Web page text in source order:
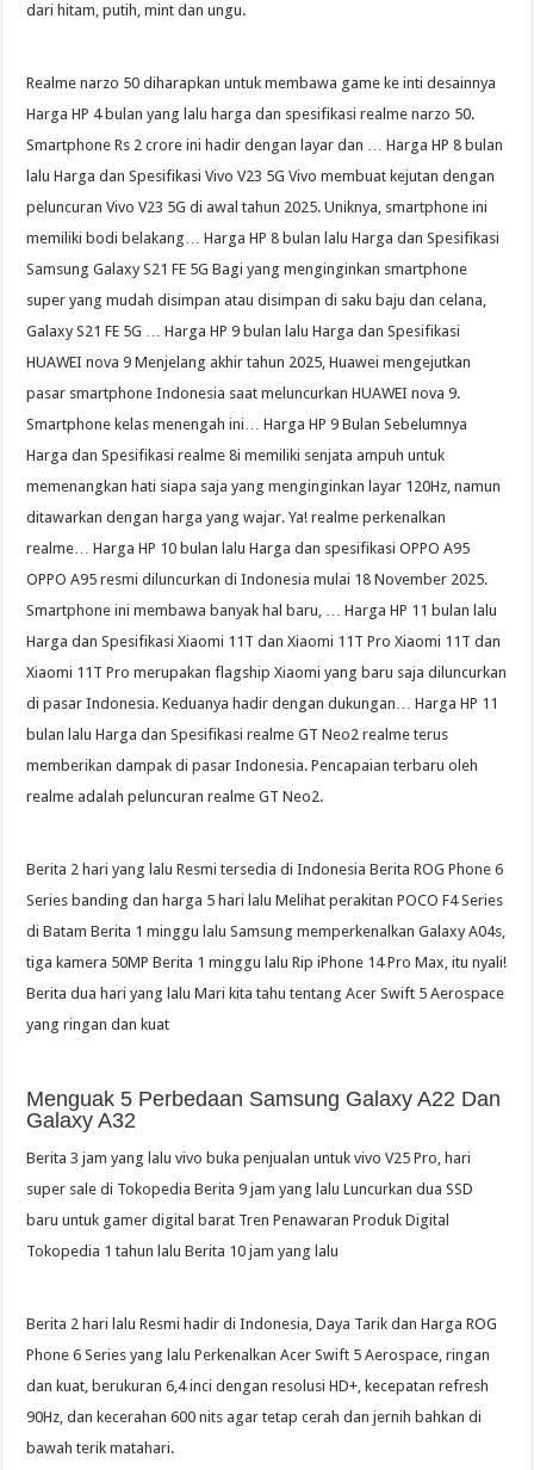
dari hitam, putih, mint dan ungu.
Realme narzo 50 diharapkan untuk membawa game ke inti desainnya
Harga HP 4 bulan yang lalu harga dan spesifikasi realme narzo 50.
Smartphone Rs 2 crore ini hadir dengan layar dan … Harga HP 8 bulan
lalu Harga dan Spesifikasi Vivo V23 5G Vivo membuat kejutan dengan
peluncuran Vivo V23 5G di awal tahun 2025. Uniknya, smartphone ini
memiliki bodi belakang… Harga HP 8 bulan lalu Harga dan Spesifikasi
Samsung Galaxy S21 FE 5G Bagi yang menginginkan smartphone
super yang mudah disimpan atau disimpan di saku baju dan celana,
Galaxy S21 FE 5G … Harga HP 9 bulan lalu Harga dan Spesifikasi
HUAWEI nova 9 Menjelang akhir tahun 2025, Huawei mengejutkan
pasar smartphone Indonesia saat meluncurkan HUAWEI nova 9.
Smartphone kelas menengah ini… Harga HP 9 Bulan Sebelumnya
Harga dan Spesifikasi realme 8i memiliki senjata ampuh untuk
memenangkan hati siapa saja yang menginginkan layar 120Hz, namun
ditawarkan dengan harga yang wajar. Ya! realme perkenalkan
realme… Harga HP 10 bulan lalu Harga dan spesifikasi OPPO A95
OPPO A95 resmi diluncurkan di Indonesia mulai 18 November 2025.
Smartphone ini membawa banyak hal baru, … Harga HP 11 bulan lalu
Harga dan Spesifikasi Xiaomi 11T dan Xiaomi 11T Pro Xiaomi 11T dan
Xiaomi 11T Pro merupakan flagship Xiaomi yang baru saja diluncurkan
di pasar Indonesia. Keduanya hadir dengan dukungan… Harga HP 11
bulan lalu Harga dan Spesifikasi realme GT Neo2 realme terus
memberikan dampak di pasar Indonesia. Pencapaian terbaru oleh
realme adalah peluncuran realme GT Neo2.
Berita 2 hari yang lalu Resmi tersedia di Indonesia Berita ROG Phone 6
Series banding dan harga 5 hari lalu Melihat perakitan POCO F4 Series
di Batam Berita 1 minggu lalu Samsung memperkenalkan Galaxy A04s,
tiga kamera 50MP Berita 1 minggu lalu Rip iPhone 14 Pro Max, itu nyali!
Berita dua hari yang lalu Mari kita tahu tentang Acer Swift 5 Aerospace
yang ringan dan kuat
Menguak 5 Perbedaan Samsung Galaxy A22 Dan
Galaxy A32
Berita 3 jam yang lalu vivo buka penjualan untuk vivo V25 Pro, hari
super sale di Tokopedia Berita 9 jam yang lalu Luncurkan dua SSD
baru untuk gamer digital barat Tren Penawaran Produk Digital
Tokopedia 1 tahun lalu Berita 10 jam yang lalu
Berita 2 hari lalu Resmi hadir di Indonesia, Daya Tarik dan Harga ROG
Phone 6 Series yang lalu Perkenalkan Acer Swift 5 Aerospace, ringan
dan kuat, berukuran 6,4 inci dengan resolusi HD+, kecepatan refresh
90Hz, dan kecerahan 600 nits agar tetap cerah dan jernih bahkan di
bawah terik matahari.